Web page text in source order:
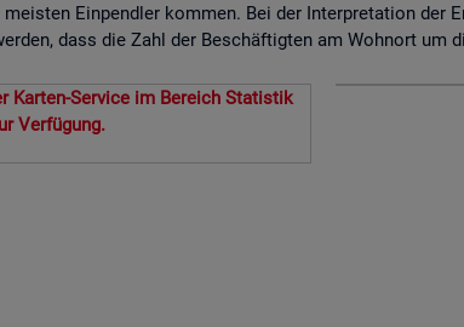
Einpendler kommen. Bei der Interpretation der
dass die Zahl der Beschäftigten am Wohnort um
Karten-Service im Bereich Statistik
Verfügung.